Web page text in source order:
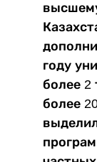
году
более 2
более